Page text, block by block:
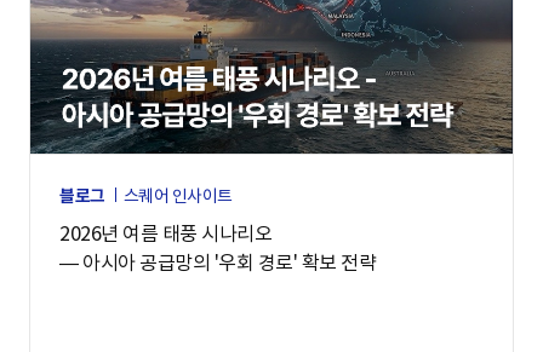
블로그 스퀘어 인사이트
2026년 여름 태풍 시나리오
— 아시아 공급망의 '우회 경로' 확보 전략